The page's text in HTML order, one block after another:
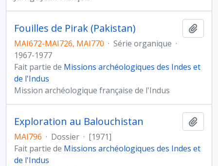
Fouilles de Pirak (Pakistan)
MAI672-MAI726, MAI770 · Série organique ·
1967-1977
Fait partie de Missions archéologiques des Indes et
de l'Indus
Mission archéologique française de l'Indus
Exploration au Balouchistan
MAI796 · Dossier · [1971]
Fait partie de Missions archéologiques des Indes et
de l'Indus